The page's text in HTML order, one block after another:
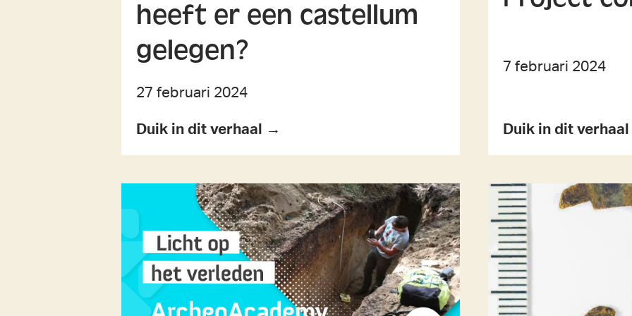
heeft er een castellum
gelegen?
27 februari 2024
Duik in dit verhaal →
7 februari 2024
Duik in dit